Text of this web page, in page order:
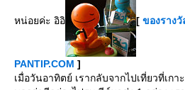
หน่อยค่ะ อิอิ [ ของราง
PANTIP.COM ]
เมื่อวันอาทิตย์ เรากลับจากไปเที่ยวที่เก